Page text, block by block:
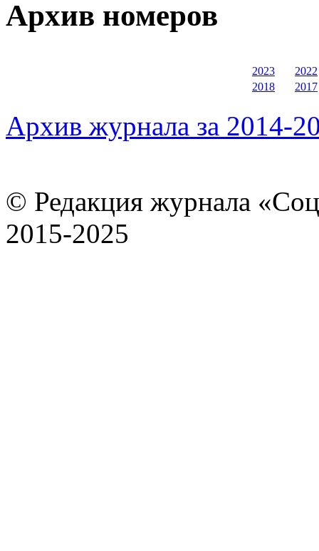
Архив номеров
2023
2022
2018
2017
Архив журнала за 2014-
© Редакция журнала
2015-2025